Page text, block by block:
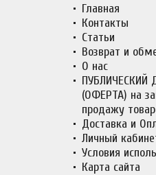
Главная
Контакты
Статьи
Возврат и
О нас
ПУБЛИЧЕСКИЙ
(ОФЕРТА) на
продажу
Доставка и
Личный
Условия
Карта сайта